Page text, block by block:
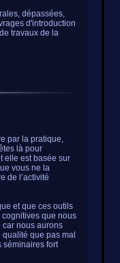
dépassées,
d'introduction
travaux de la
par la pratique,
là pour
elle est basée sur
vous ne la
de l’activité
et que ces outils
que nous
car nous aurons
que pas mal
séminaires fort